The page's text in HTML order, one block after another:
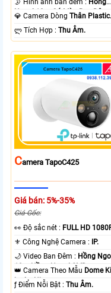
Ngoại 10m Có Màu Ban Ðêm.
💎 Camera DòngThân Plastic.
️ლ Tích Hợp :Thu Âm.
CAmera TapoC425
Giá bán: 5%-35%
Giá Gốc:
️👀 Độ sắc nét : FULL HD
⚜️ Công Nghệ Camera : IP.
🌙 Video Ban Đêm : Hồng
10m Hồng Ngoại SMD.
👑 Camera Theo Mẫu Dome
loại + Nhựa.
️ƒ Điểm Nỗi Bật :Thu Âm.